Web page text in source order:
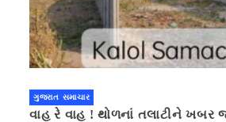
ગુજરાત સમાચાર
વાહ રે વાહ ! થોળનાં તલાટીને ખબર